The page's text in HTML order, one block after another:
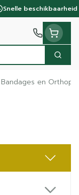
Snelle beschikbaarheid
Zoek
Bandages en